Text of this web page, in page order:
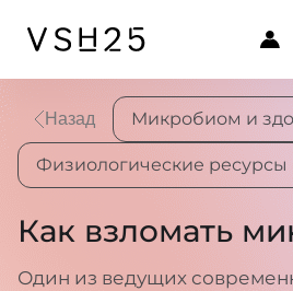
Назад Микробиом и
Физиологические ресурсы
Как взломать
Один из ведущих